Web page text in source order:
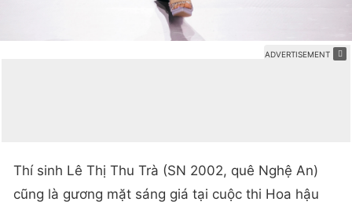
Thí sinh Lê Thị Thu Trà (SN 2002, quê Nghệ An)
cũng là gương mặt sáng giá tại cuộc thi Hoa hậu